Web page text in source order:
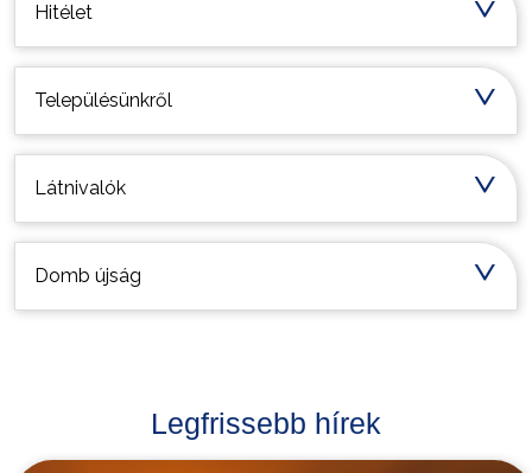
Hitélet
Településünkről
Látnivalók
Domb újság
Legfrissebb hírek